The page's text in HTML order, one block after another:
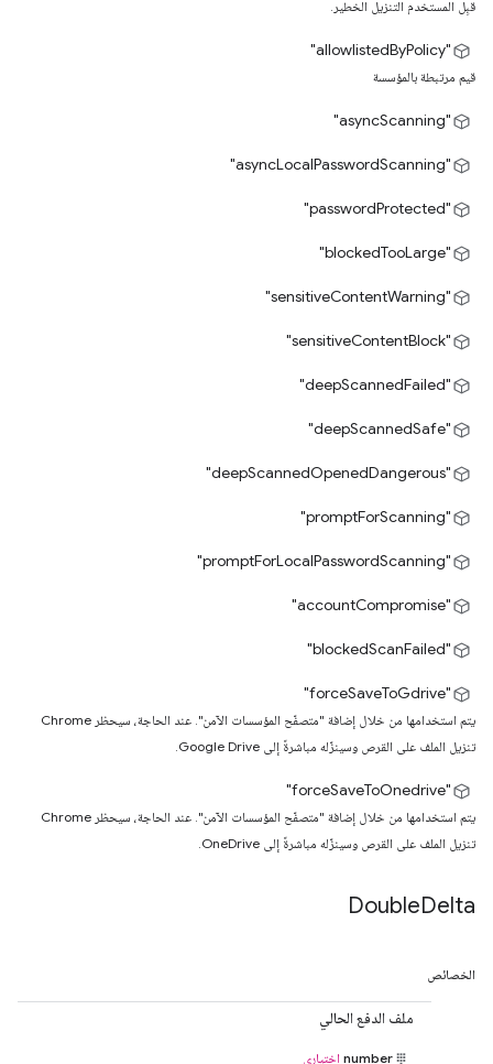
قبِل المستخدم التنزيل الخطير.
"allowlistedByPolicy"
قيم مرتبطة بالمؤسسة
"asyncScanning"
"asyncLocalPasswordScanning"
"passwordProtected"
"blockedTooLarge"
"sensitiveContentWarning"
"sensitiveContentBlock"
"deepScannedFailed"
"deepScannedSafe"
"deepScannedOpenedDangerous"
"promptForScanning"
"promptForLocalPasswordScanning"
"accountCompromise"
"blockedScanFailed"
‫"forceSaveToGdrive"
يتم استخدامها من خلال إضافة "متصفّح المؤسسات الآمن". عند الحاجة، سيحظر Chrome
تنزيل الملف على القرص وسينزّله مباشرةً إلى Google Drive.
‫"forceSaveToOnedrive"
يتم استخدامها من خلال إضافة "متصفّح المؤسسات الآمن". عند الحاجة، سيحظر Chrome
تنزيل الملف على القرص وسينزّله مباشرةً إلى OneDrive.
DoubleDelta
الخصائص
ملف الدفع الحالي
number اختياري